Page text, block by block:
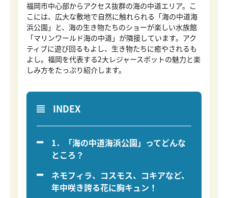
福岡市中心部からアクセス抜群の海の中道エリア。こ
こには、広大な敷地で自然に触れられる「海の中道海
浜公園」と、海の生き物たちのショーが楽しい水族館
「マリンワールド海の中道」が隣接しています。アク
ティブに遊び回るもよし、生き物たちに癒やされるも
よし。福岡を代表する2大レジャースポットの魅力と楽
しみ方をたっぷり紹介します。
INDEX
1．「海の中道海浜公園」ってどんな
ところ？
ネモフィラ、コスモス、コキアなど、
年中咲き誇る花に胸キュン！